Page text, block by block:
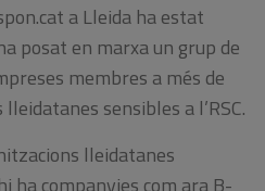
a Lleida ha estat
posat en marxa un grup de
membres a més de
sensibles a l’RSC.
lleidatanes